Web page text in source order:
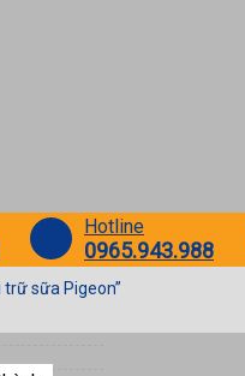
Hotline
0965.943.988
sữa Pigeon”